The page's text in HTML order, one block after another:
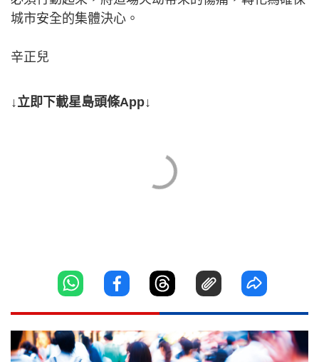
城市安全的集體決心。
辛正兒
↓立即下載星島頭條App↓